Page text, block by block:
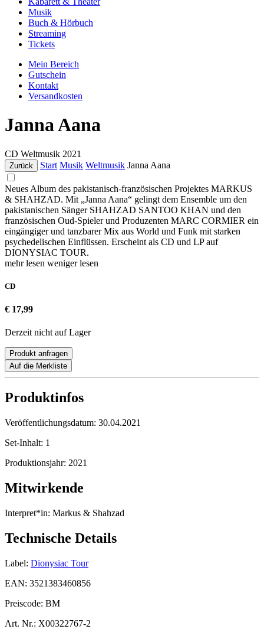
Musik
Buch & Hörbuch
Streaming
Tickets
Mein Bereich
Gutschein
Kontakt
Versandkosten
Janna Aana
CD Weltmusik 2021
Zurück Start Musik Weltmusik Janna Aana
Neues Album des pakistanisch-französischen Projektes MARKUS
& SHAHZAD. Mit „Janna Aana“ gelingt dem Ensemble um den
pakistanischen Sänger SHAHZAD SANTOO KHAN und den
französischen Oud-Spieler und Produzenten MARC CORMIER ein
eingängiger und tanzbarer Mix aus World und Funk mit starken
psychedelischen Einflüssen. Erscheint als CD und LP auf
DIONYSIAC TOUR.
mehr lesen weniger lesen
CD
€ 17,99
Derzeit nicht auf Lager
Produkt anfragen
Auf die Merkliste
Produktinfos
Veröffentlichungsdatum: 30.04.2021
Set-Inhalt: 1
Produktionsjahr: 2021
Mitwirkende
Interpret*in: Markus & Shahzad
Technische Details
Label: Dionysiac Tour
EAN: 3521383460856
Preiscode: BM
Art. Nr.: X00322767-2